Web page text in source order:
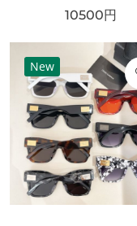
10500円
New